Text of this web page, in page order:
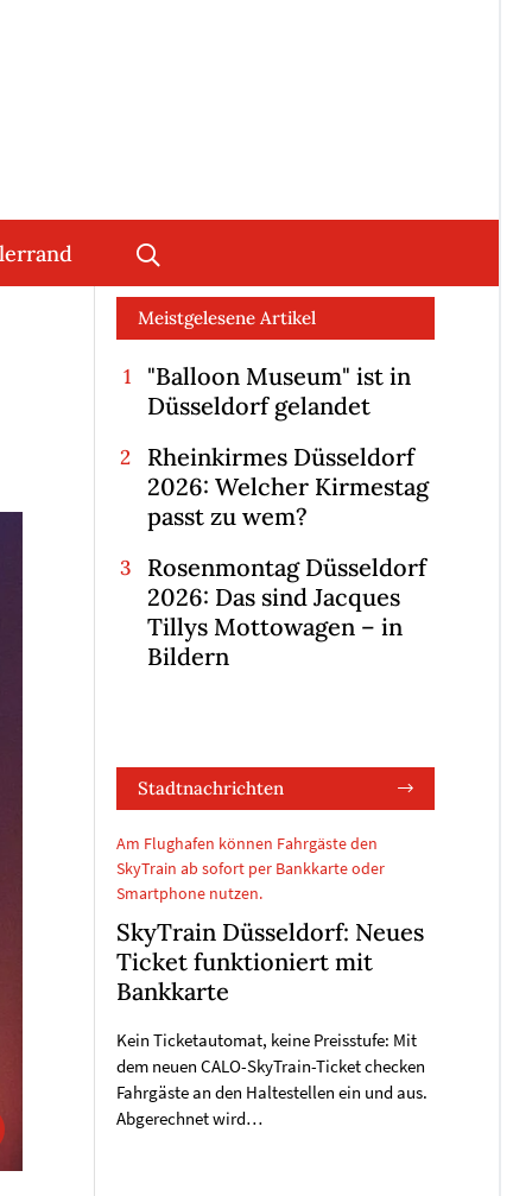
Meistgelesene Artikel
"Balloon Museum" ist in
Düsseldorf gelandet
Rheinkirmes Düsseldorf
2026: Welcher Kirmestag
passt zu wem?
Rosenmontag Düsseldorf
2026: Das sind Jacques
Tillys Mottowagen – in
Bildern
Stadtnachrichten
Am Flughafen können Fahrgäste den
SkyTrain ab sofort per Bankkarte oder
Smartphone nutzen.
SkyTrain Düsseldorf: Neues
Ticket funktioniert mit
Bankkarte
Kein Ticketautomat, keine Preisstufe: Mit
dem neuen CALO-SkyTrain-Ticket checken
Fahrgäste an den Haltestellen ein und aus.
Abgerechnet wird…